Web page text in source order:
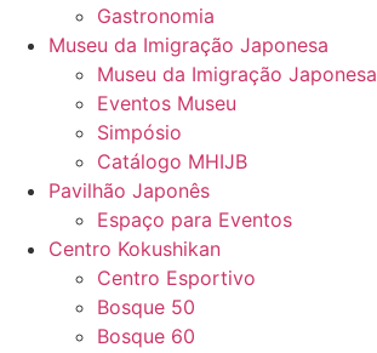
Gastronomia
Museu da Imigração Japonesa
Museu da Imigração Japonesa
Eventos Museu
Simpósio
Catálogo MHIJB
Pavilhão Japonês
Espaço para Eventos
Centro Kokushikan
Centro Esportivo
Bosque 50
Bosque 60